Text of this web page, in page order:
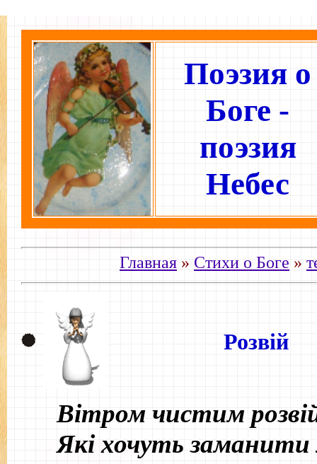
Поэзия о
Боге -
поэзия
Небес
Главная » Стихи о Боге »
Розвій
Вітром чистим
Які хочуть заманити